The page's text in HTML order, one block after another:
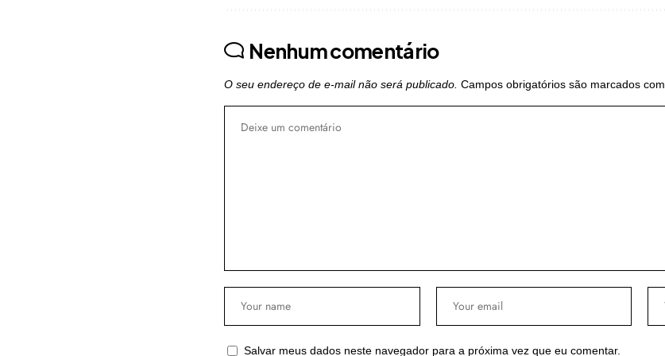
Nenhum comentário
O seu endereço de e-mail não será publicado. Campos obrigatórios são marcados com
Salvar meus dados neste navegador para a próxima vez que eu comentar.